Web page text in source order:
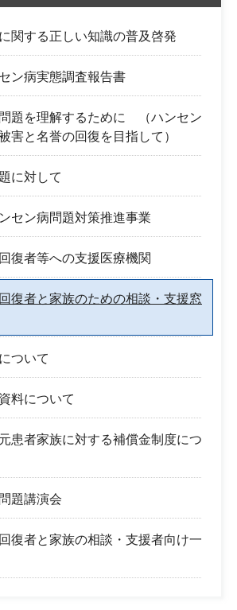
関する正しい知識の普及啓発
ン病実態調査報告書
題を理解するために （ハンセン
害と名誉の回復を目指して）
に対して
セン病問題対策推進事業
復者等への支援医療機関
復者と家族のための相談・支援窓
ついて
料について
患者家族に対する補償金制度につ
題講演会
復者と家族の相談・支援者向け一